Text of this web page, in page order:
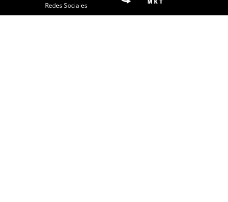
Redes Sociales